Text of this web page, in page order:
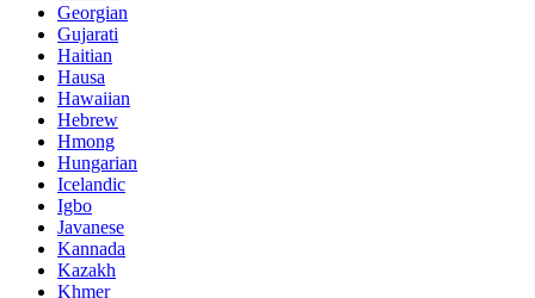
Georgian
Gujarati
Haitian
Hausa
Hawaiian
Hebrew
Hmong
Hungarian
Icelandic
Igbo
Javanese
Kannada
Kazakh
Khmer